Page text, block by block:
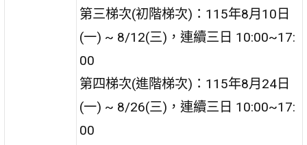
第三梯次(初階梯次)：115年8月10日
(一) ~ 8/12(三)，連續三日 10:00~17:
00
第四梯次(進階梯次)：115年8月24日
(一) ~ 8/26(三)，連續三日 10:00~17:
00